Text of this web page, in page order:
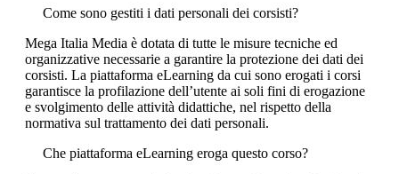
Come sono gestiti i dati personali dei corsisti?
Mega Italia Media è dotata di tutte le misure tecniche ed
organizzative necessarie a garantire la protezione dei dati dei
corsisti. La piattaforma eLearning da cui sono erogati i corsi
garantisce la profilazione dell’utente ai soli fini di erogazione
e svolgimento delle attività didattiche, nel rispetto della
normativa sul trattamento dei dati personali.
Che piattaforma eLearning eroga questo corso?